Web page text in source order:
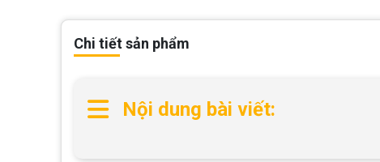
Chi tiết sản phẩm
Nội dung bài viết: